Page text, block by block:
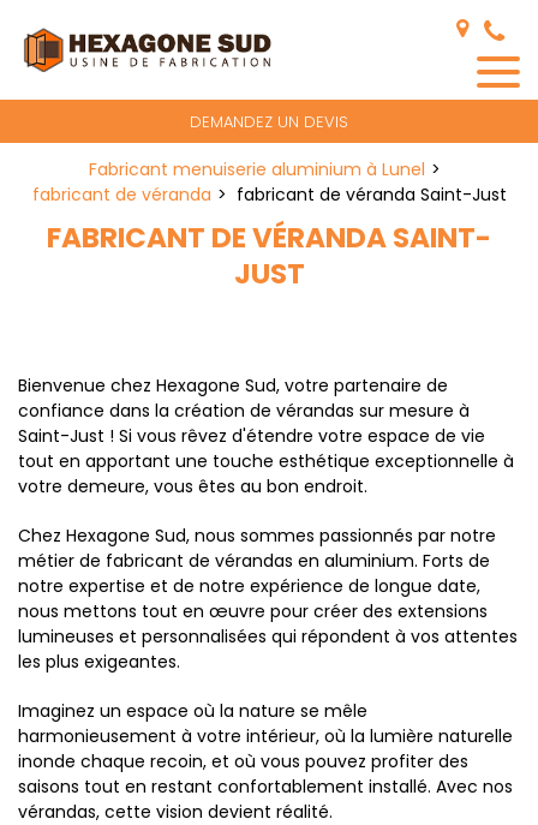
DEMANDEZ UN DEVIS
Fabricant menuiserie aluminium à Lunel
fabricant de véranda
fabricant de véranda Saint-Just
FABRICANT DE VÉRANDA SAINT-
JUST
Bienvenue chez Hexagone Sud, votre partenaire de
confiance dans la création de vérandas sur mesure à
Saint-Just ! Si vous rêvez d'étendre votre espace de vie
tout en apportant une touche esthétique exceptionnelle à
votre demeure, vous êtes au bon endroit.
Chez Hexagone Sud, nous sommes passionnés par notre
métier de fabricant de vérandas en aluminium. Forts de
notre expertise et de notre expérience de longue date,
nous mettons tout en œuvre pour créer des extensions
lumineuses et personnalisées qui répondent à vos attentes
les plus exigeantes.
Imaginez un espace où la nature se mêle
harmonieusement à votre intérieur, où la lumière naturelle
inonde chaque recoin, et où vous pouvez profiter des
saisons tout en restant confortablement installé. Avec nos
vérandas, cette vision devient réalité.